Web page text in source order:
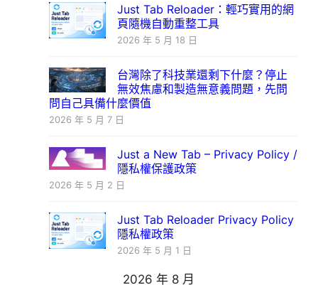
Just Tab Reloader：輕巧實用的網
頁隨機自動重整工具
2026 年 5 月 18 日
台灣除了科技業還剩下什麼？停止
無效焦慮和製造無意義問題，先問
問自己具備什麼價值
2026 年 5 月 7 日
Just a New Tab – Privacy Policy /
隱私權保護政策
2026 年 5 月 2 日
Just Tab Reloader Privacy Policy
隱私權政策
2026 年 5 月 1 日
2026 年 8 月